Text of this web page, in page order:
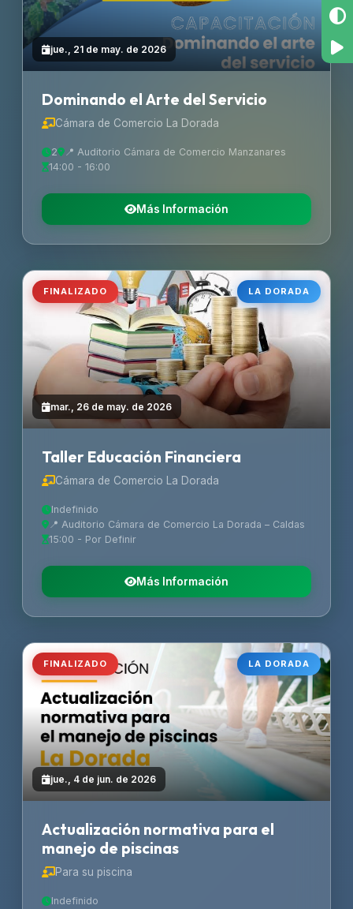
jue., 21 de may. de 2026
Dominando el Arte del Servicio
Cámara de Comercio La Dorada
2
📍 Auditorio Cámara de Comercio Manzanares
14:00 - 16:00
Más Información
LA DORADA
mar., 26 de may. de 2026
FINALIZADO
Taller Educación Financiera
Cámara de Comercio La Dorada
Indefinido
📍 Auditorio Cámara de Comercio La Dorada – Caldas
15:00 - Por Definir
Más Información
LA DORADA
jue., 4 de jun. de 2026
FINALIZADO
Actualización normativa para el
manejo de piscinas
Para su piscina
Indefinido